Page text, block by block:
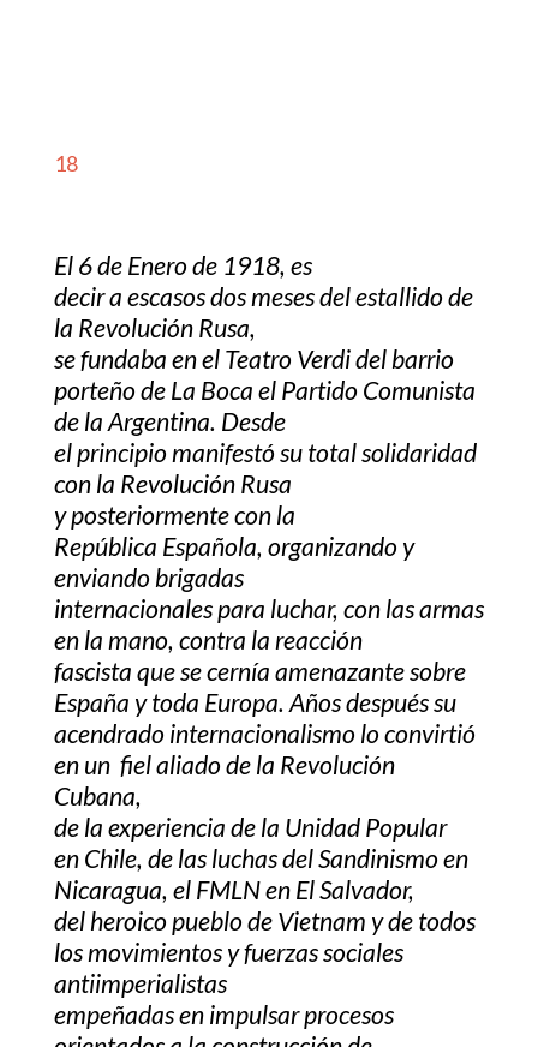
18
El 6 de Enero de 1918, es
decir a escasos dos meses del estallido de
la Revolución Rusa,
se fundaba en el Teatro Verdi del barrio
porteño de La Boca el Partido Comunista
de la Argentina. Desde
el principio manifestó su total solidaridad
con la Revolución Rusa
y posteriormente con la
República Española, organizando y
enviando brigadas
internacionales para luchar, con las armas
en la mano, contra la reacción
fascista que se cernía amenazante sobre
España y toda Europa. Años después su
acendrado internacionalismo lo convirtió
en un fiel aliado de la Revolución
Cubana,
de la experiencia de la Unidad Popular
en Chile, de las luchas del Sandinismo en
Nicaragua, el FMLN en El Salvador,
del heroico pueblo de Vietnam y de todos
los movimientos y fuerzas sociales
antiimperialistas
empeñadas en impulsar procesos